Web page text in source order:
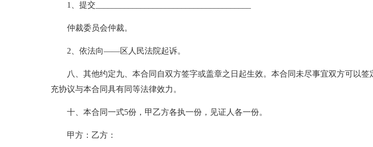
1、提交______________________________________
仲裁委员会仲裁。
2、依法向——区人民法院起诉。
八、其他约定九、本合同自双方签字或盖章之日起生效。本合同未尽事宜双方可以签
充协议与本合同具有同等法律效力。
十、本合同一式5份，甲乙方各执一份，见证人各一份。
甲方：乙方：